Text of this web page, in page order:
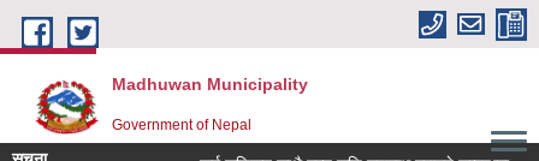
Skip to main content
Madhuwan Municipality
Government of Nepal